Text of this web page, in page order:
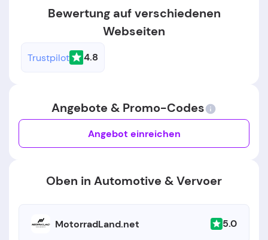
Bewertung auf verschiedenen
Webseiten
Trustpilot 4.8
Angebote & Promo-Codes
Angebot einreichen
Oben in Automotive & Vervoer
MotorradLand.net 5.0